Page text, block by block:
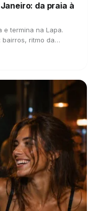
da praia à
e termina na Lapa.
ritmo da